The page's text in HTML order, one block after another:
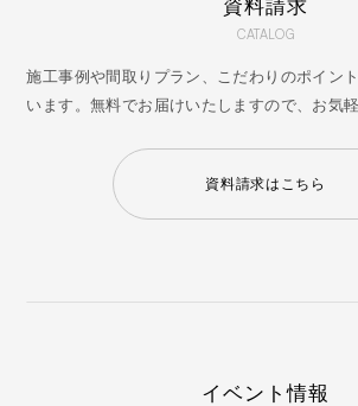
資料請求
CATALOG
施工事例や間取りプラン、こだわりのポイン
います。無料でお届けいたしますので、お気
資料請求はこちら
イベント情報